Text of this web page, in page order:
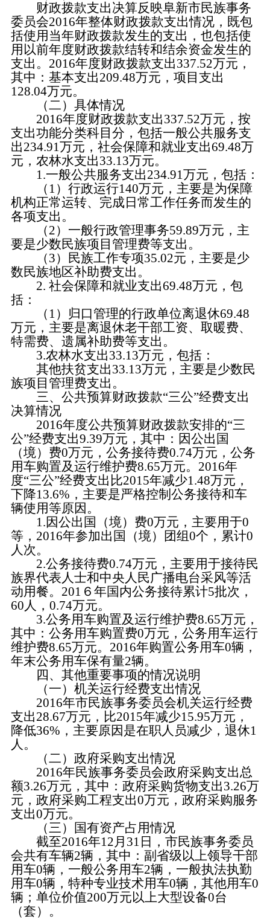
财政拨款支出决算反映阜新市民族事务
委员会2016年整体财政拨款支出情况，既包
括使用当年财政拨款发生的支出，也包括使
用以前年度财政拨款结转和结余资金发生的
支出。2016年度财政拨款支出337.52万元，
其中：基本支出209.48万元，项目支出
128.04万元。
（二）具体情况
2016年度财政拨款支出337.52万元，按
支出功能分类科目分，包括一般公共服务支
出234.91万元，社会保障和就业支出69.48万
元，农林水支出33.13万元。
1.一般公共服务支出234.91万元，包括：
（ 1）行政运行140万元，主要是为保障
机构正常运转、完成日常工作任务而发生的
各项支出。
（2）一般行政管理事务59.89万元，主
要是少数民族项目管理费等支出。
（3）民族工作专项35.02元，主要是少
数民族地区补助费支出。
2. 社会保障和就业支出69.48万元，包
括：
（ 1）归口管理的行政单位离退休69.48
万元，主要是离退休老干部工资、取暖费、
特需费、遗属补助费等支出。
3.农林水支出33.13万元，包括：
其他扶贫支出33.13万元，主要是少数民
族项目管理费支出。
三、公共预算财政拨款“三公”经费支出
决算情况
2016年度公共预算财政拨款安排的“三
公”经费支出9.39万元，其中：因公出国
（境）费0万元，公务接待费0.74万元，公务
用车购置及运行维护费8.65万元。2016年
度“三公”经费支出比2015年减少1.48万元，
下降13.6%，主要是严格控制公务接待和车
辆使用等原因。
1.因公出国（境）费0万元，主要用于0
等，2016年参加出国（境）团组0个，累计0
人次。
2.公务接待费0.74万元，主要用于接待民
族界代表人士和中央人民广播电台采风等活
动用餐。201６年国内公务接待累计5批次，
60人，0.74万元。
3.公务用车购置及运行维护费8.65万元，
其中：公务用车购置费0万元，公务用车运行
维护费8.65万元。2016年购置公务用车0辆，
年末公务用车保有量2辆。
四、其他重要事项的情况说明
（一）机关运行经费支出情况
2016年市民族事务委员会机关运行经费
支出28.67万元，比2015年减少15.95万元，
降低36%，主要原因是在职人员减少，退休1
人。
（二）政府采购支出情况
2016年民族事务委员会政府采购支出总
额3.26万元，其中：政府采购货物支出3.26万
元，政府采购工程支出0万元，政府采购服务
支出0万元。
（三）国有资产占用情况
截至2016年12月31日，市民族事务委员
会共有车辆2辆，其中：副省级以上领导干部
用车0辆，一般公务用车2辆，一般执法执勤
用车0辆，特种专业技术用车0辆，其他用车0
辆；单位价值200万元以上大型设备0台
（套）。